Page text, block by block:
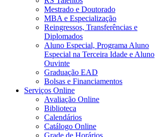
Mestrado e Doutorado
MBA e Especialização
Reingressos, Transferências e
Diplomados
Aluno Especial, Programa Aluno
Especial na Terceira Idade e Aluno
Ouvinte
Graduação EAD
Bolsas e Financiamentos
Serviços Online
Avaliação Online
Biblioteca
Calendários
Catálogo Online
Grade de Horários